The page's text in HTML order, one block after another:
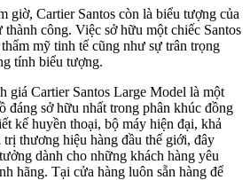
giờ, Cartier Santos còn là biểu tượng của
công. Việc sở hữu một chiếc Santos
mỹ tinh tế cũng như sự trân trọng
tính biểu tượng.
giá Cartier Santos Large Model là một
đáng sở hữu nhất trong phân khúc đồng
kế huyền thoại, bộ máy hiện đại, khả
thương hiệu hàng đầu thế giới, đây
dành cho những khách hàng yêu
hãng. Tại cửa hàng luôn sẵn hàng để